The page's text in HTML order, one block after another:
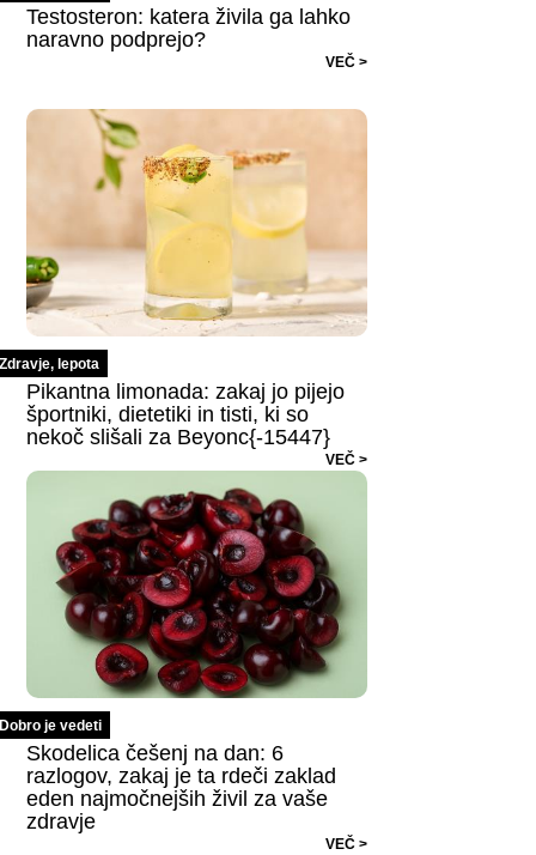
Testosteron: katera živila ga lahko
naravno podprejo?
VEČ >
Zdravje, lepota
Pikantna limonada: zakaj jo pijejo
športniki, dietetiki in tisti, ki so
nekoč slišali za Beyonc{-15447}
VEČ >
Dobro je vedeti
Skodelica češenj na dan: 6
razlogov, zakaj je ta rdeči zaklad
eden najmočnejših živil za vaše
zdravje
VEČ >